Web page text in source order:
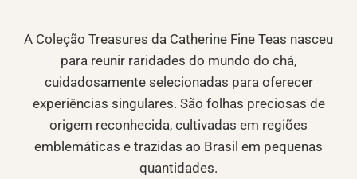
A Coleção Treasures da Catherine Fine Teas nasceu
para reunir raridades do mundo do chá,
cuidadosamente selecionadas para oferecer
experiências singulares. São folhas preciosas de
origem reconhecida, cultivadas em regiões
emblemáticas e trazidas ao Brasil em pequenas
quantidades.